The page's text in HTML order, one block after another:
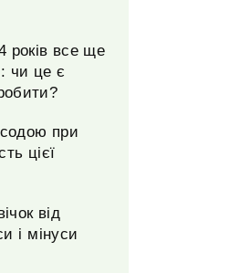
років все ще
чи це є
при
цієї
від
і мінуси